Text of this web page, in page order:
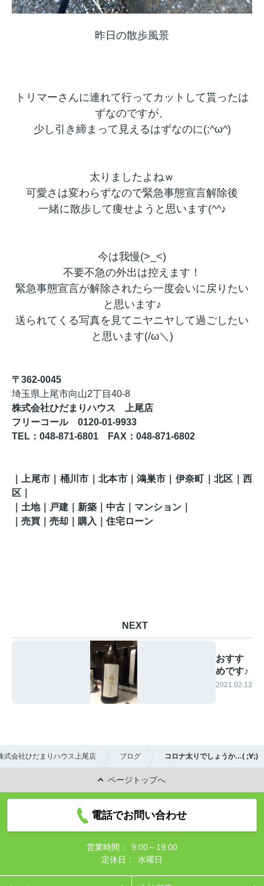
昨日の散歩風景
トリマーさんに連れて行ってカットして貰ったは
ずなのですが、
少し引き締まって見えるはずなのに(;^ω^)
太りましたよねｗ
可愛さは変わらずなので緊急事態宣言解除後
一緒に散歩して痩せようと思います(^^♪
今は我慢(>_<)
不要不急の外出は控えます！
緊急事態宣言が解除されたら一度会いに戻りたい
と思います♪
送られてくる写真を見てニヤニヤして過ごしたい
と思います(/ω＼)
〒362-0045
埼玉県上尾市向山2丁目40-8
株式会社ひだまりハウス 上尾店
フリーコール 0120-01-9933
TEL ：048-871-6801 FAX ： 048-871-6802
｜上尾市｜桶川市｜北本市｜鴻巣市｜伊奈町｜北区 ｜西
区
｜土地｜戸建｜新築｜中古｜マンション｜
｜売買｜売却｜購入｜住宅ローン
NEXT
おすす
めです♪
2021.02.13
式会社ひだまりハウス上尾店 ブログ コロナ太りでしょうか…( ;∀;)
ページトップへ
電話でお問い合わせ
営業時間：
9:00～19:00
定休日：
水曜日